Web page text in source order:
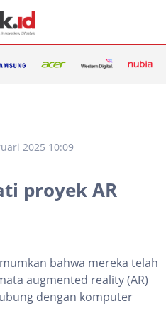
2025 10:09
proyek AR
bahwa mereka telah
augmented reality (AR)
dengan komputer